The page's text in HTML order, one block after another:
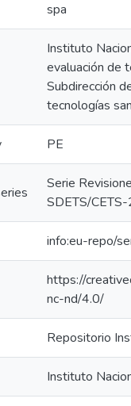
spa
Instituto
evaluación de
Subdirección
tecnologías
PE
Serie
SDETS/
info:eu-repo/
https://
nc-nd/4.0/
Repositorio
Instituto